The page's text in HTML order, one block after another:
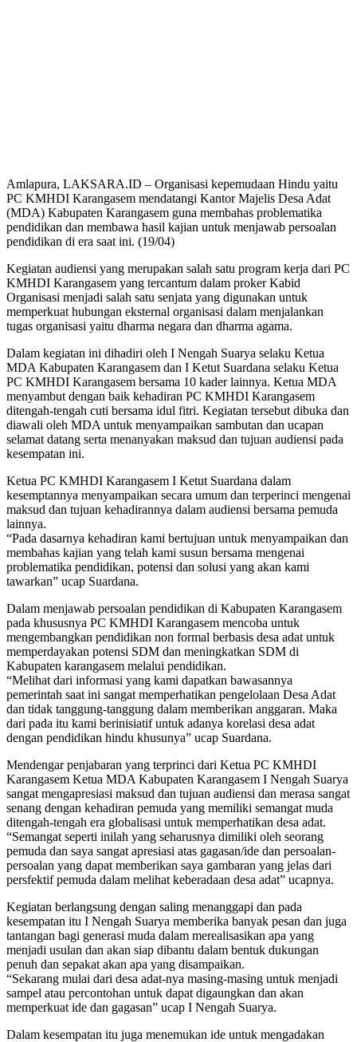
Amlapura, LAKSARA.ID – Organisasi kepemudaan Hindu yaitu
PC KMHDI Karangasem mendatangi Kantor Majelis Desa Adat
(MDA) Kabupaten Karangasem guna membahas problematika
pendidikan dan membawa hasil kajian untuk menjawab persoalan
pendidikan di era saat ini. (19/04)
Kegiatan audiensi yang merupakan salah satu program kerja dari PC
KMHDI Karangasem yang tercantum dalam proker Kabid
Organisasi menjadi salah satu senjata yang digunakan untuk
memperkuat hubungan eksternal organisasi dalam menjalankan
tugas organisasi yaitu dharma negara dan dharma agama.
Dalam kegiatan ini dihadiri oleh I Nengah Suarya selaku Ketua
MDA Kabupaten Karangasem dan I Ketut Suardana selaku Ketua
PC KMHDI Karangasem bersama 10 kader lainnya. Ketua MDA
menyambut dengan baik kehadiran PC KMHDI Karangasem
ditengah-tengah cuti bersama idul fitri. Kegiatan tersebut dibuka dan
diawali oleh MDA untuk menyampaikan sambutan dan ucapan
selamat datang serta menanyakan maksud dan tujuan audiensi pada
kesempatan ini.
Ketua PC KMHDI Karangasem I Ketut Suardana dalam
kesemptannya menyampaikan secara umum dan terperinci mengenai
maksud dan tujuan kehadirannya dalam audiensi bersama pemuda
lainnya.
“Pada dasarnya kehadiran kami bertujuan untuk menyampaikan dan
membahas kajian yang telah kami susun bersama mengenai
problematika pendidikan, potensi dan solusi yang akan kami
tawarkan” ucap Suardana.
Dalam menjawab persoalan pendidikan di Kabupaten Karangasem
pada khususnya PC KMHDI Karangasem mencoba untuk
mengembangkan pendidikan non formal berbasis desa adat untuk
memperdayakan potensi SDM dan meningkatkan SDM di
Kabupaten karangasem melalui pendidikan.
“Melihat dari informasi yang kami dapatkan bawasannya
pemerintah saat ini sangat memperhatikan pengelolaan Desa Adat
dan tidak tanggung-tanggung dalam memberikan anggaran. Maka
dari pada itu kami berinisiatif untuk adanya korelasi desa adat
dengan pendidikan hindu khusunya” ucap Suardana.
Mendengar penjabaran yang terprinci dari Ketua PC KMHDI
Karangasem Ketua MDA Kabupaten Karangasem I Nengah Suarya
sangat mengapresiasi maksud dan tujuan audiensi dan merasa sangat
senang dengan kehadiran pemuda yang memiliki semangat muda
ditengah-tengah era globalisasi untuk memperhatikan desa adat.
“Semangat seperti inilah yang seharusnya dimiliki oleh seorang
pemuda dan saya sangat apresiasi atas gagasan/ide dan persoalan-
persoalan yang dapat memberikan saya gambaran yang jelas dari
persfektif pemuda dalam melihat keberadaan desa adat” ucapnya.
Kegiatan berlangsung dengan saling menanggapi dan pada
kesempatan itu I Nengah Suarya memberika banyak pesan dan juga
tantangan bagi generasi muda dalam merealisasikan apa yang
menjadi usulan dan akan siap dibantu dalam bentuk dukungan
penuh dan sepakat akan apa yang disampaikan.
“Sekarang mulai dari desa adat-nya masing-masing untuk menjadi
sampel atau percontohan untuk dapat digaungkan dan akan
memperkuat ide dan gagasan” ucap I Nengah Suarya.
Dalam kesempatan itu juga menemukan ide untuk mengadakan